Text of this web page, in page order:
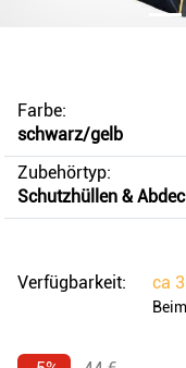
Farbe:
schwarz/gelb
Zubehörtyp:
Schutzhüllen &
Verfügbarkeit: ca